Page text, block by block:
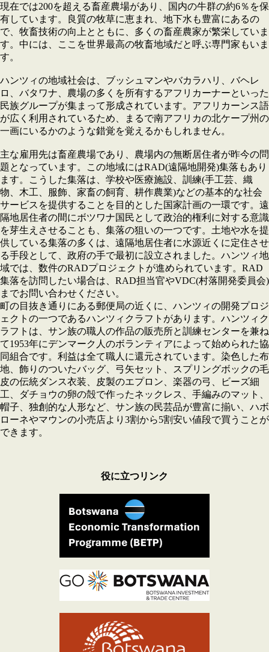
現在では200を超える畜産農場があり、国内の牛群の約6％を保
有しています。良質の牧草に恵まれ、地下水も豊富にあるの
で、牧畜技術の向上とともに、多くの畜産農家が繁栄していま
す。中には、ここを世界最高の牧畜地域だと呼ぶ専門家もいま
す。
ハンツィの地域社会は、ブッシュマンやバカラハリ、バヘレ
ロ、バタワナ、農場の多くを所有するアフリカーナーといった
民族グループが集まって形成されています。アフリカーンス語
が広く利用されているため、まるで南アフリカの北ケープ州の
一画にいるかのような錯覚を覚えるかもしれません。
主な雇用先は畜産農場であり、農場内の無断居住者が昨今の問
題となっています。この地域にはRAD(遠隔地開発)集落もあり
ます。こうした集落は、学校や医療施設、訓練(手工芸、織
物、木工、服飾、家畜の飼育、耕作農業)などの基本的な社会
サービスを提供することを目的とした国家計画の一環です。遠
隔地居住者の間にボツワナ国民として政治的権利に対する意識
を芽生えさせることも、集落の狙いの一つです。土地や水を提
供している集落の多くは、遠隔地居住者に水源近くに定住させ
る手段として、政府の手で最初に設立されました。ハンツィ地
域では、数件のRADプロジェクトが進められています。RAD
集落を訪問したい場合は、RAD担当官やVDC(村落開発委員会)
までお問い合わせください。
町の目抜き通りにある郵便局の近くに、ハンツィの開発プロジ
ェクトの一つであるハンツィクラフトがあります。ハンツィク
ラフトは、サン族の職人の作品の販売所と訓練センターを兼ね
て1953年にデンマーク人のボランティアによって始められた協
同組合です。利益は全て職人に還元されています。染色した布
地、飾りのついたバッグ、弓矢セット、スプリングボックの毛
皮の伝統ダンス衣装、皮製のエプロン、楽器の弓、ビーズ細
工、ダチョウの卵の殻で作ったネックレス、手編みのマット、
帽子、独創的な人形など、サン族の民芸品が豊富に揃い、ハボ
ローネやマウンの小売店より3割から5割安い値段で買うことが
できます。
役に立つリンク